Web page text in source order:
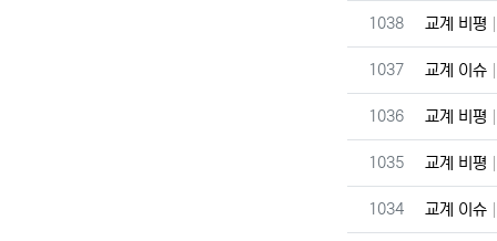
번호
1038 교계 비평
번호
1037 교계 이슈
번호
1036 교계 비평
번호
1035 교계 비평
번호
1034 교계 이슈